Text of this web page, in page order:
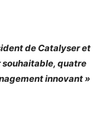
de Catalyser et
souhaitable, quatre
innovant »